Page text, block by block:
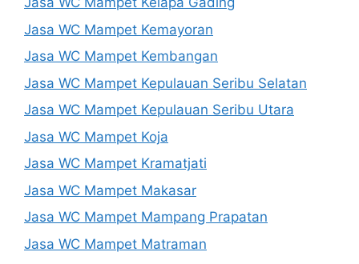
Jasa WC Mampet Kemayoran
Jasa WC Mampet Kembangan
Jasa WC Mampet Kepulauan Seribu Selatan
Jasa WC Mampet Kepulauan Seribu Utara
Jasa WC Mampet Koja
Jasa WC Mampet Kramatjati
Jasa WC Mampet Makasar
Jasa WC Mampet Mampang Prapatan
Jasa WC Mampet Matraman